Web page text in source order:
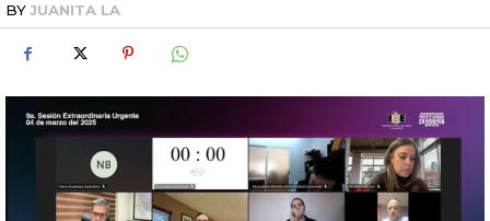
BYJUANITA LA